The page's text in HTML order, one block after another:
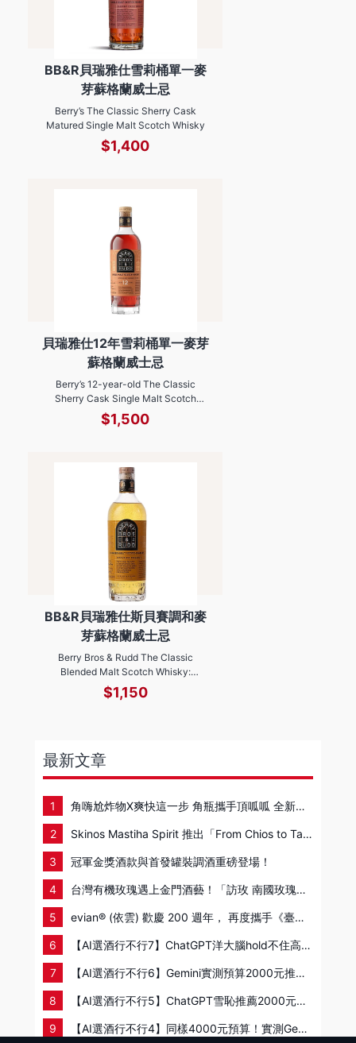
最新文章
1 角嗨尬炸物X爽快這一步 角瓶攜手頂呱呱 全新套餐限時登場
2 Skinos Mastiha Spirit 推出「From Chios to Taipei|從奇歐斯島到台北」期間限定企劃
3 冠軍金獎酒款與首發罐裝調酒重磅登場！
4 台灣有機玫瑰遇上金門酒藝！「訪玫 南國玫瑰金門高粱酒」 耗時三年，絕美問世
5 evian® (依雲) 歡慶 200 週年， 再度攜手《臺灣米其林指南》頒獎典禮
6 【AI選酒行不行7】ChatGPT洋大腦hold不住高粱酒？實測3000元以下推薦選酒，幻覺檢測這分數也是醉了？
7 【AI選酒行不行6】Gemini實測預算2000元推薦10款葡萄酒，是菁英侍酒師還是優等生翻車現場？懂的人都懂！
8 【AI選酒行不行5】ChatGPT雪恥推薦2000元以下10款葡萄酒實測？通過高級侍酒師考試是雞腿換的？
9 【AI選酒行不行4】同樣4000元預算！實測Gemini的10款推薦與幻覺居然是這樣？
BB&R貝瑞雅仕雪莉桶單一麥
芽蘇格蘭威士忌
Berry’s The Classic Sherry Cask
Matured Single Malt Scotch Whisky
$1,400
貝瑞雅仕12年雪莉桶單一麥芽
蘇格蘭威士忌
Berry’s 12-year-old The Classic
Sherry Cask Single Malt Scotch
Whisky
$1,500
BB&R貝瑞雅仕斯貝賽調和麥
芽蘇格蘭威士忌
Berry Bros & Rudd The Classic
Blended Malt Scotch Whisky:
Speyside Reserve
$1,150